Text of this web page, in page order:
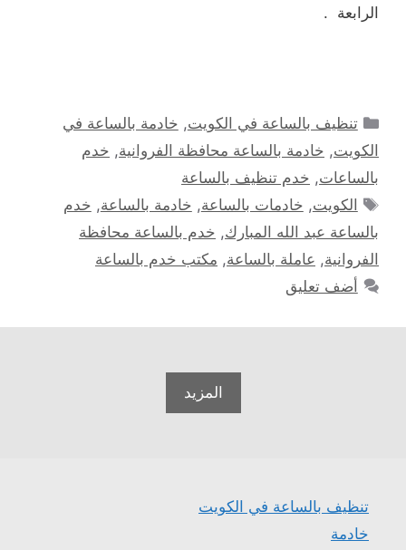
الرابعة .
التصنيفات
تنظيف بالساعة في الكويت, خادمة بالساعة في
الكويت, خادمة بالساعة محافظة الفروانية, خدم
بالساعات, خدم تنظيف بالساعة
الوسوم
الكويت, خادمات بالساعة, خادمة بالساعة, خدم
بالساعة عبد الله المبارك, خدم بالساعة محافظة
الفروانية, عاملة بالساعة, مكتب خدم بالساعة
أضف تعليق
المزيد
تنظيف بالساعة في الكويت
خادمة